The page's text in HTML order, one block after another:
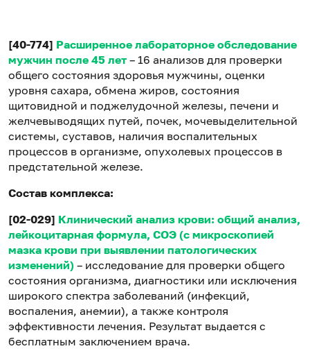
[40-774] Расширенное лабораторное обследование
мужчин после 45 лет – 16 анализов для проверки
общего состояния здоровья мужчины, оценки
уровня сахара, обмена жиров, состояния
щитовидной и поджелудочной железы, печени и
желчевыводящих путей, почек, мочевыделительной
системы, суставов, наличия воспалительных
процессов в организме, опухолевых процессов в
предстательной железе.
Состав комплекса:
[02-029] Клинический анализ крови: общий анализ,
лейкоцитарная формула, СОЭ (с микроскопией
мазка крови при выявлении патологических
изменений) – исследование для проверки общего
состояния организма, диагностики или исключения
широкого спектра заболеваний (инфекций,
воспаления, анемии), а также контроля
эффективности лечения. Результат выдается с
бесплатным заключением врача.